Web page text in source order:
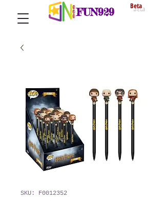
FUN929 Beta
SKU: F0012352